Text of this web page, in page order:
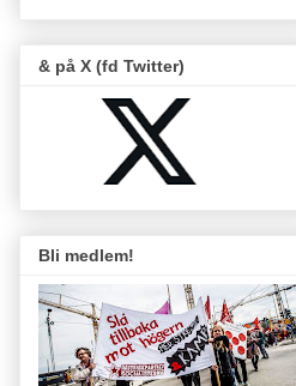
& på X (fd Twitter)
Bli medlem!